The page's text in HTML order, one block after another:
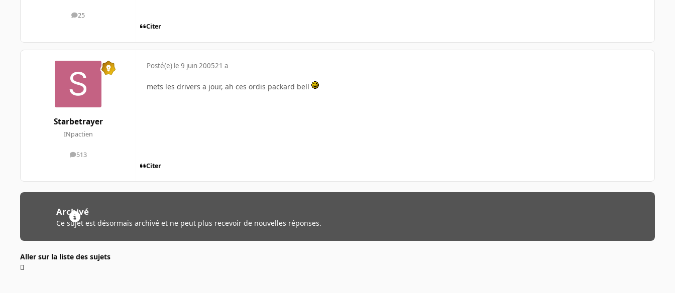
25
messages
Citer
Starbetrayer
INpactien
513
messages
Posté(e) le 9 juin 200521 a
mets les drivers a jour, ah ces ordis packard bell
Citer
Archivé
Ce sujet est désormais archivé et ne peut plus recevoir de nouvelles réponses.
Aller sur la liste des sujets